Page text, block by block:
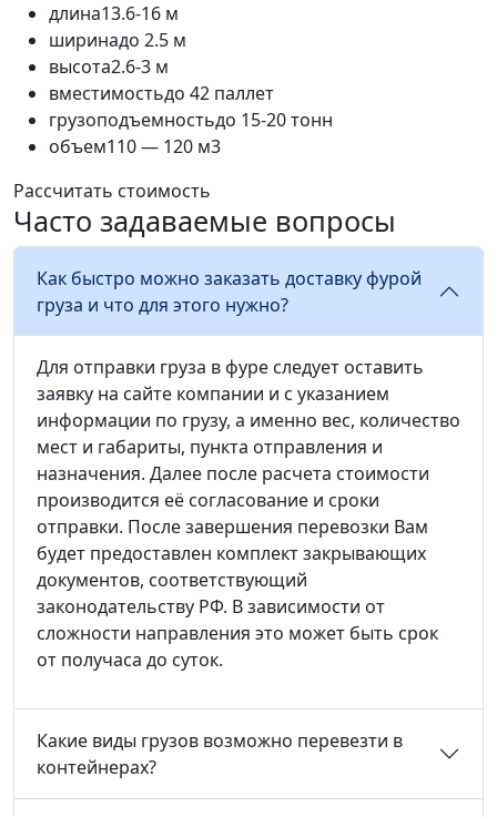
длина13.6-16 м
ширинадо 2.5 м
высота2.6-3 м
вместимостьдо 42 паллет
грузоподъемностьдо 15-20 тонн
объем110 — 120 м3
Рассчитать стоимость
Часто задаваемые вопросы
Как быстро можно заказать доставку фурой
груза и что для этого нужно?
Для отправки груза в фуре следует оставить
заявку на сайте компании и с указанием
информации по грузу, а именно вес, количество
мест и габариты, пункта отправления и
назначения. Далее после расчета стоимости
производится её согласование и сроки
отправки. После завершения перевозки Вам
будет предоставлен комплект закрывающих
документов, соответствующий
законодательству РФ. В зависимости от
сложности направления это может быть срок
от получаса до суток.
Какие виды грузов возможно перевезти в
контейнерах?